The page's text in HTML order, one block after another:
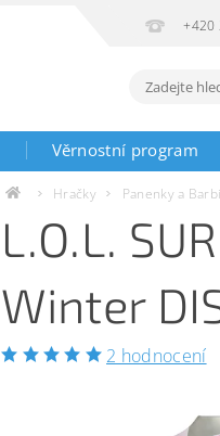
+420
Věrnostní program
Hračky Panenky a
L.O.L.
Winter
2 hodnocení